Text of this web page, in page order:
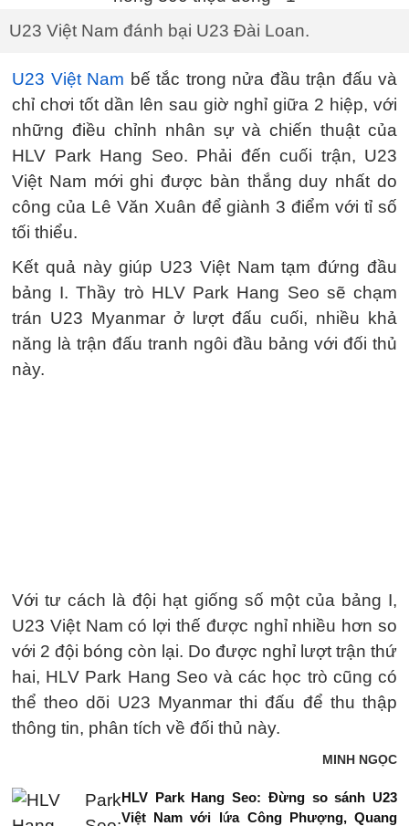
U23 Việt Nam đánh bại U23 Đài Loan.
U23 Việt Nam bế tắc trong nửa đầu trận đấu và
chỉ chơi tốt dần lên sau giờ nghỉ giữa 2 hiệp, với
những điều chỉnh nhân sự và chiến thuật của
HLV Park Hang Seo. Phải đến cuối trận, U23
Việt Nam mới ghi được bàn thắng duy nhất do
công của Lê Văn Xuân để giành 3 điểm với tỉ số
tối thiểu.
Kết quả này giúp U23 Việt Nam tạm đứng đầu
bảng I. Thầy trò HLV Park Hang Seo sẽ chạm
trán U23 Myanmar ở lượt đấu cuối, nhiều khả
năng là trận đấu tranh ngôi đầu bảng với đối thủ
này.
Với tư cách là đội hạt giống số một của bảng I,
U23 Việt Nam có lợi thế được nghỉ nhiều hơn so
với 2 đội bóng còn lại. Do được nghỉ lượt trận thứ
hai, HLV Park Hang Seo và các học trò cũng có
thể theo dõi U23 Myanmar thi đấu để thu thập
thông tin, phân tích về đối thủ này.
MINH NGỌC
HLV Park Hang Seo: Đừng so sánh U23
Việt Nam với lứa Công Phượng, Quang